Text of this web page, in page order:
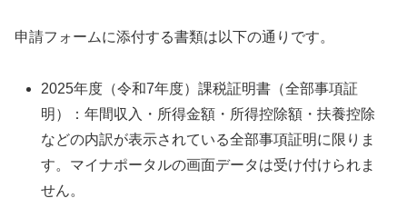
申請フォームに添付する書類は以下の通りです。
2025年度（令和7年度）課税証明書（全部事項証
明）：年間収入・所得金額・所得控除額・扶養控除
などの内訳が表示されている全部事項証明に限りま
す。マイナポータルの画面データは受け付けられま
せん。